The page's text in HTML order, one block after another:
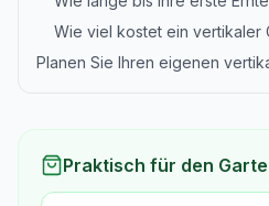
Wie viel kostet ein vertikaler
Planen Sie Ihren eigenen
Praktisch für den